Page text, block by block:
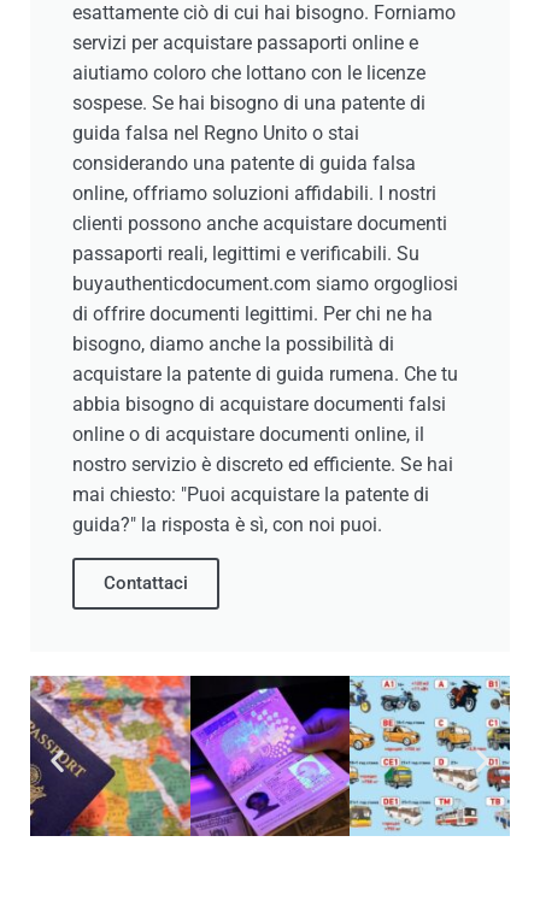
esattamente ciò di cui hai bisogno. Forniamo
servizi per acquistare passaporti online e
aiutiamo coloro che lottano con le licenze
sospese. Se hai bisogno di una patente di
guida falsa nel Regno Unito o stai
considerando una patente di guida falsa
online, offriamo soluzioni affidabili. I nostri
clienti possono anche acquistare documenti
passaporti reali, legittimi e verificabili. Su
buyauthenticdocument.com siamo orgogliosi
di offrire documenti legittimi. Per chi ne ha
bisogno, diamo anche la possibilità di
acquistare la patente di guida rumena. Che tu
abbia bisogno di acquistare documenti falsi
online o di acquistare documenti online, il
nostro servizio è discreto ed efficiente. Se hai
mai chiesto: "Puoi acquistare la patente di
guida?" la risposta è sì, con noi puoi.
Contattaci